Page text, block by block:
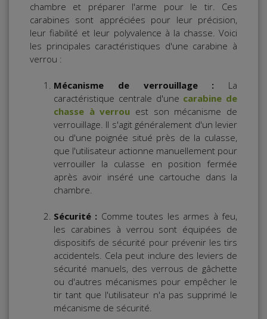
chambre et préparer l'arme pour le tir. Ces
carabines sont appréciées pour leur précision,
leur fiabilité et leur polyvalence à la chasse. Voici
les principales caractéristiques d'une carabine à
verrou :
Mécanisme de verrouillage : La
caractéristique centrale d'une carabine de
chasse à verrou est son mécanisme de
verrouillage. Il s'agit généralement d'un levier
ou d'une poignée situé près de la culasse,
que l'utilisateur actionne manuellement pour
verrouiller la culasse en position fermée
après avoir inséré une cartouche dans la
chambre.
Sécurité : Comme toutes les armes à feu,
les carabines à verrou sont équipées de
dispositifs de sécurité pour prévenir les tirs
accidentels. Cela peut inclure des leviers de
sécurité manuels, des verrous de gâchette
ou d'autres mécanismes pour empêcher le
tir tant que l'utilisateur n'a pas supprimé le
mécanisme de sécurité.